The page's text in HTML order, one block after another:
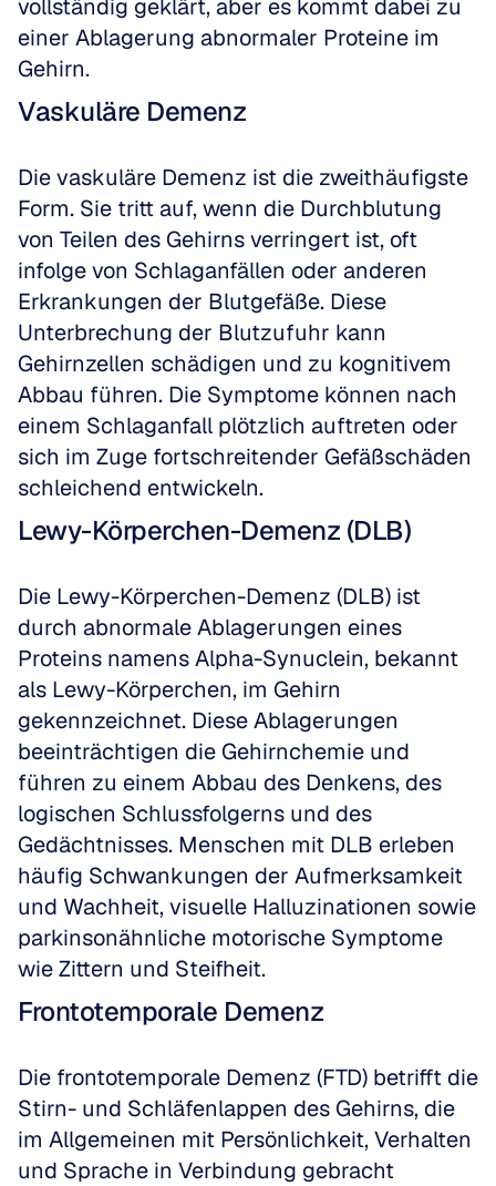
vollständig geklärt, aber es kommt dabei zu
einer Ablagerung abnormaler Proteine im
Gehirn.
Vaskuläre Demenz
Die vaskuläre Demenz ist die zweithäufigste
Form. Sie tritt auf, wenn die Durchblutung
von Teilen des Gehirns verringert ist, oft
infolge von Schlaganfällen oder anderen
Erkrankungen der Blutgefäße. Diese
Unterbrechung der Blutzufuhr kann
Gehirnzellen schädigen und zu kognitivem
Abbau führen. Die Symptome können nach
einem Schlaganfall plötzlich auftreten oder
sich im Zuge fortschreitender Gefäßschäden
schleichend entwickeln.
Lewy-Körperchen-Demenz (DLB)
Die Lewy-Körperchen-Demenz (DLB) ist
durch abnormale Ablagerungen eines
Proteins namens Alpha-Synuclein, bekannt
als Lewy-Körperchen, im Gehirn
gekennzeichnet. Diese Ablagerungen
beeinträchtigen die Gehirnchemie und
führen zu einem Abbau des Denkens, des
logischen Schlussfolgerns und des
Gedächtnisses. Menschen mit DLB erleben
häufig Schwankungen der Aufmerksamkeit
und Wachheit, visuelle Halluzinationen sowie
parkinsonähnliche motorische Symptome
wie Zittern und Steifheit.
Frontotemporale Demenz
Die frontotemporale Demenz (FTD) betrifft die
Stirn- und Schläfenlappen des Gehirns, die
im Allgemeinen mit Persönlichkeit, Verhalten
und Sprache in Verbindung gebracht